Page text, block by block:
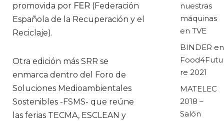
promovida por FER (Federación
Española de la Recuperación y el
Reciclaje).
Otra edición más SRR se
enmarca dentro del Foro de
Soluciones Medioambientales
Sostenibles -FSMS- que reúne
las ferias TECMA, ESCLEAN y
nuestras
máquinas
en TVE
BINDER en
Food4Futu
re 2021
MATELEC
2018 –
Salón